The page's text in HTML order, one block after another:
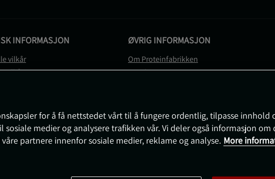
INFORMASJON
vilkår
om angrerett og reklamasjon
ØVRIG INFORMASJON
Om Proteinfabrikken
Gavekort
for å få nettstedet vårt til å fungere ordentlig, tilpasse innhold
medier og analysere trafikken vår. Vi deler også informasjon om
partnere innenfor sosiale medier, reklame og analyse. More